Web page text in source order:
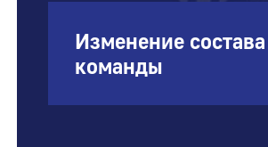
Изменение состава
команды